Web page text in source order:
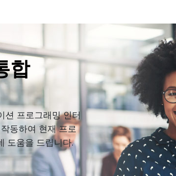
합
션 프로그래밍 인터
동하여 현재 프로
도움을 드립니다.